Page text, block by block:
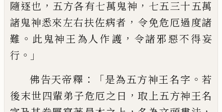
隨逐也 ， 五方各有七萬鬼神 ， 七五三十五萬
諸鬼神悉來左右扶佐病者 ， 令免危厄過度諸
難 。 此鬼神王為人作 護 ， 令諸邪惡不得妄
行 。」
佛告天帝釋 ：「是為五方神王名字 。 若
後末世四輩弟子危厄之日 ， 取上五方神王名